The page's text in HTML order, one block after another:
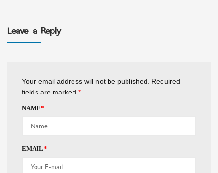
Leave a Reply
Your email address will not be published. Required
fields are marked *
NAME*
EMAIL*